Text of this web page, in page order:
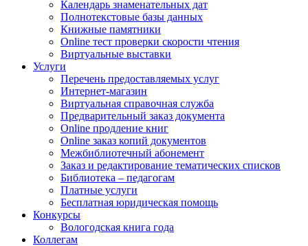
Календарь знаменательных дат
Полнотекстовые базы данных
Книжные памятники
Online тест проверки скорости чтения
Виртуальные выставки
Услуги
Перечень предоставляемых услуг
Интернет-магазин
Виртуальная справочная служба
Предварительный заказ документа
Online продление книг
Online заказ копий документов
Межбиблиотечный абонемент
Заказ и редактирование тематических списков
Библиотека – педагогам
Платные услуги
Бесплатная юридическая помощь
Конкурсы
Вологодская книга года
Коллегам